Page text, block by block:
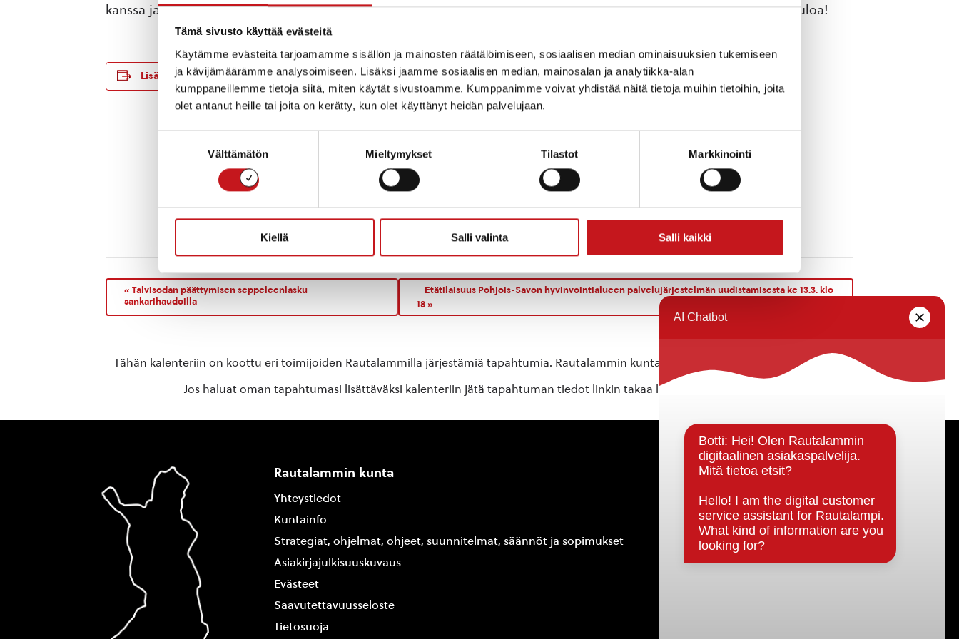
Tämä sivusto käyttää evästeitä
Käytämme evästeitä tarjoamamme sisällön ja mainosten räätälöimiseen, sosiaalisen median ominaisuuksien tukemiseen
ja kävijämäärämme analysoimiseen. Lisäksi jaamme sosiaalisen median, mainosalan ja analytiikka-alan
kumppaneillemme tietoja siitä, miten käytät sivustoamme. Kumppanimme voivat yhdistää näitä tietoja muihin tietoihin, joita
olet antanut heille tai joita on kerätty, kun olet käyttänyt heidän palvelujaan.
Välttämätön Mieltymykset Tilastot Markkinointi
Kiellä Salli valinta Salli kaikki
kanssa ja kuulemaan marttojen toiminnasta. Voit jopa innostua ja liittyä mukavaan joukkoomme! Lämpimästi tervetuloa!
Lisää kalenteriin
TIEDOT
Päivämäärä:
ke 13.3.2024
Hinta:
Ilmainen
Tapahtumaluokka:
Tapahtuma tagia:
Martat
JÄRJESTÄJÄ
Rautalammin Martat
045-1341965
Sähköposti
kaisa-liisa.piironen@evl.fi
TAPAHTUMAPAIKKA
Kirjaston Kivijalka
Rautalammintie 4
Näytä Tapahtumapaikka
« Talvisodan päättymisen seppeleenlasku
sankarihaudoilla
Etätilaisuus Pohjois-Savon hyvinvointialueen palvelujärjestelmän uudistamisesta ke 13.3. klo
18»
Tähän kalenteriin on koottu eri toimijoiden Rautalammilla järjestämiä tapahtumia. Rautalammin kunta ei vastaa tietojen oikeellisuudesta.
Jos haluat oman tapahtumasi lisättäväksi kalenteriin jätä tapahtuman tiedot linkin takaa löytyvällä
Rautalammin kunta
Yhteystiedot
Kuntainfo
Strategiat, ohjelmat, ohjeet, suunnitelmat, säännöt ja sopimukset
Asiakirjajulkisuuskuvaus
Evästeet
Saavutettavuusseloste
Tietosuoja
Päätöksenteko ja lähidemokratia
Päätökset, esityslistat & pöytäkirjat
Hallinto
Kunnanhallitus
Kunnanvaltuusto